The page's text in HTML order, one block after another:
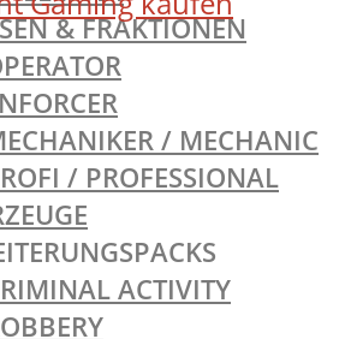
& FRAKTIONEN
/ MECHANIC
/ PROFESSIONAL
ACTIVITY